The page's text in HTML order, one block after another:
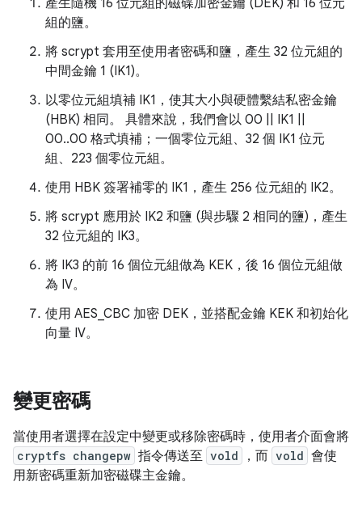
產生隨機 16 位元組的磁碟加密金鑰 (DEK) 和 16 位元
組的鹽。
將 scrypt 套用至使用者密碼和鹽，產生 32 位元組的
中間金鑰 1 (IK1)。
以零位元組填補 IK1，使其大小與硬體繫結私密金鑰
(HBK) 相同。 具體來說，我們會以 00 || IK1 ||
00..00 格式填補；一個零位元組、32 個 IK1 位元
組、223 個零位元組。
使用 HBK 簽署補零的 IK1，產生 256 位元組的 IK2。
將 scrypt 應用於 IK2 和鹽 (與步驟 2 相同的鹽)，產生
32 位元組的 IK3。
將 IK3 的前 16 個位元組做為 KEK，後 16 個位元組做
為 IV。
使用 AES_CBC 加密 DEK，並搭配金鑰 KEK 和初始化
向量 IV。
變更密碼
當使用者選擇在設定中變更或移除密碼時，使用者介面會將
cryptfs changepw 指令傳送至 vold ，而 vold 會使
用新密碼重新加密磁碟主金鑰。